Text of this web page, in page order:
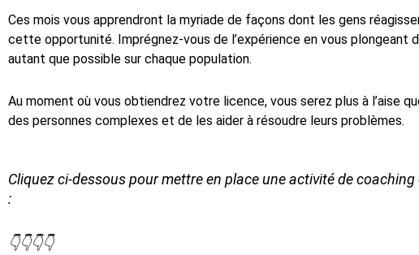
Ces mois vous apprendront la myriade de façons dont les gens
cette opportunité. Imprégnez-vous de l’expérience en vous plongeant
autant que possible sur chaque population.
Au moment où vous obtiendrez votre licence, vous serez plus à l’aise
des personnes complexes et de les aider à résoudre leurs problèmes.
Cliquez ci-dessous pour mettre en place une activité de
:
👇👇👇👇